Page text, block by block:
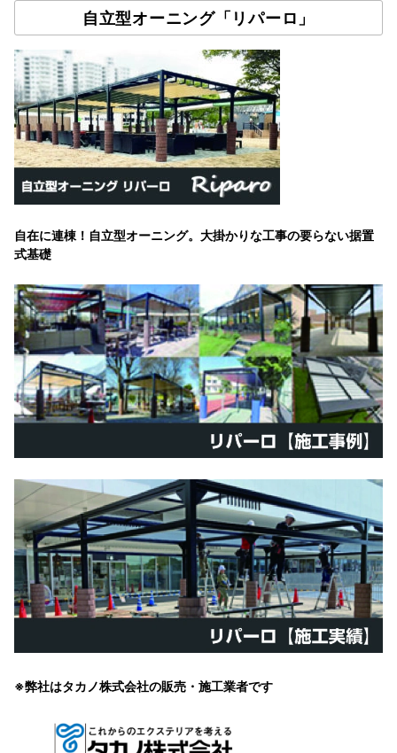
自立型オーニング「リパーロ」
自在に連棟！自立型オーニング。大掛かりな工事の要らない据置
式基礎
※弊社はタカノ株式会社の販売・施工業者です